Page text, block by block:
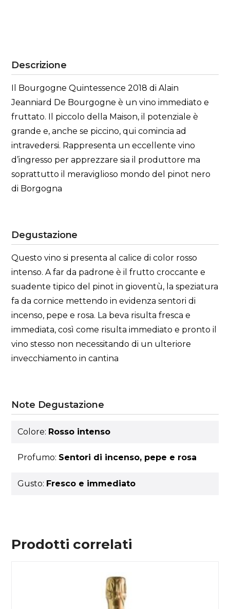
Descrizione
Il Bourgogne Quintessence 2018 di Alain
Jeanniard De Bourgogne è un vino immediato e
fruttato. Il piccolo della Maison, il potenziale è
grande e, anche se piccino, qui comincia ad
intravedersi. Rappresenta un eccellente vino
d’ingresso per apprezzare sia il produttore ma
soprattutto il meraviglioso mondo del pinot nero
di Borgogna
Degustazione
Questo vino si presenta al calice di color rosso
intenso. A far da padrone è il frutto croccante e
suadente tipico del pinot in gioventù, la speziatura
fa da cornice mettendo in evidenza sentori di
incenso, pepe e rosa. La beva risulta fresca e
immediata, così come risulta immediato e pronto il
vino stesso non necessitando di un ulteriore
invecchiamento in cantina
Note Degustazione
Colore: Rosso intenso
Profumo: Sentori di incenso, pepe e rosa
Gusto: Fresco e immediato
Prodotti correlati